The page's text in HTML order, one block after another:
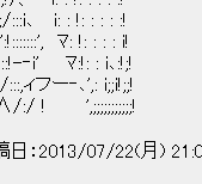
:::i､ i: : !: : : : :! ヒ
ﾏ: !: : : : i!
‐i' ﾏ:!: : i､:!;!
フー‐､',: i;;i!;;!
:/ ! ',;;;;;;;;;;;!
日：2013/07/22(月)